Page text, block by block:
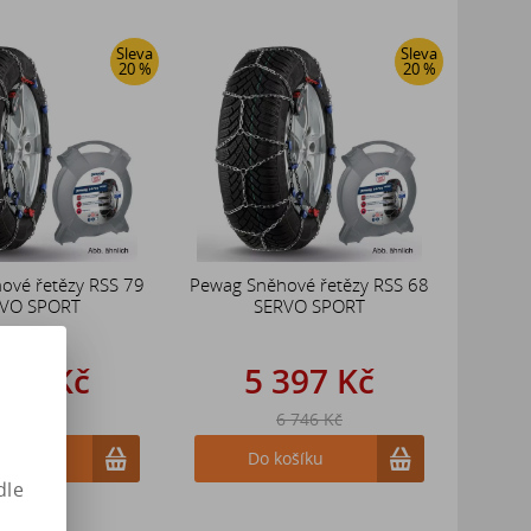
Sleva
20 %
řetězy RSS 79
SPORT
Kč
Sleva
20 %
Pewag Sněhové řetězy RSS 68
SERVO SPORT
5 397 Kč
6 746 Kč
Do košíku